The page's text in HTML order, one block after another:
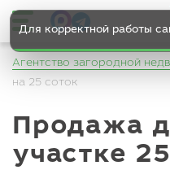
Для корректной работы
Агентство загородной
на 25 соток
Продажа домов на
участке